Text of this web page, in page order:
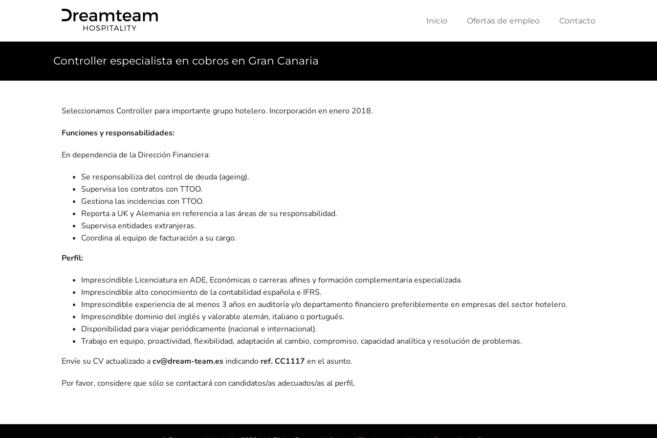
Inicio Ofertas de empleo Contacto
Controller especialista en cobros en Gran Canaria
Seleccionamos Controller para importante grupo hotelero. Incorporación en enero 2018.
Funciones y responsabilidades:
En dependencia de la Dirección Financiera:
Se responsabiliza del control de deuda (ageing).
Supervisa los contratos con TTOO.
Gestiona las incidencias con TTOO.
Reporta a UK y Alemania en referencia a las áreas de su responsabilidad.
Supervisa entidades extranjeras.
Coordina al equipo de facturación a su cargo.
Perfil:
Imprescindible Licenciatura en ADE, Económicas o carreras afines y formación complementaria especializada.
Imprescindible alto conocimiento de la contabilidad española e IFRS.
Imprescindible experiencia de al menos 3 años en auditoría y/o departamento financiero preferiblemente en empresas del sector hotelero.
Imprescindible dominio del inglés y valorable alemán, italiano o portugués.
Disponibilidad para viajar periódicamente (nacional e internacional).
Trabajo en equipo, proactividad, flexibilidad, adaptación al cambio, compromiso, capacidad analítica y resolución de problemas.
Envíe su CV actualizado acv@dream-team.es indicando ref. CC1117en el asunto.
Por favor, considere que sólo se contactará con candidatos/as adecuados/as al perfil.